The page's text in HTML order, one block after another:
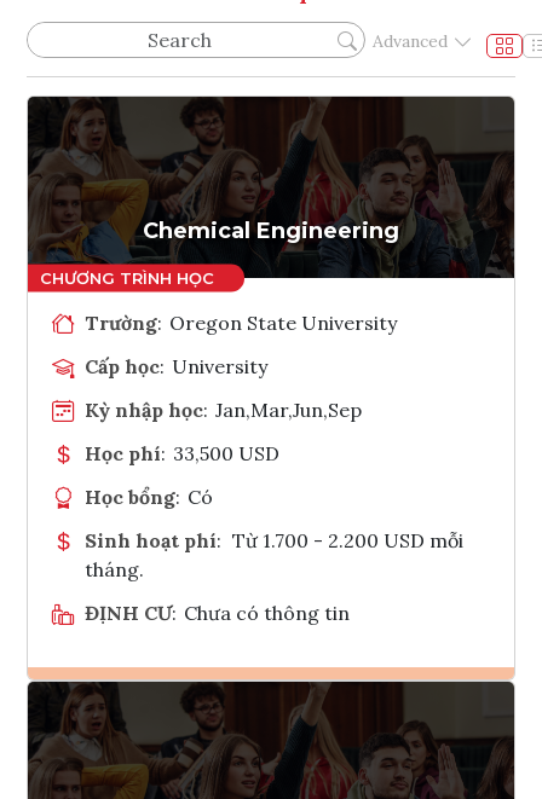
Advanced
Chemical Engineering
Trường: Oregon State University
Cấp học: University
Kỳ nhập học: Jan,Mar,Jun,Sep
Học phí: 33,500 USD
Học bổng: Có
Sinh hoạt phí: Từ 1.700 - 2.200 USD mỗi
tháng.
ĐỊNH CƯ: Chưa có thông tin
Ghi danh
Tham vấn Interlink